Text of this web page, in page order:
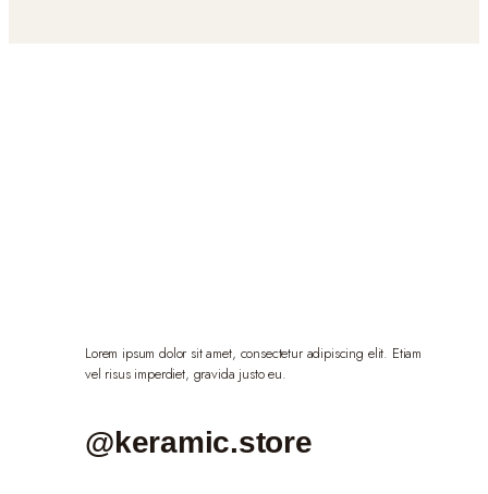
Lorem ipsum dolor sit amet, consectetur adipiscing elit. Etiam
vel risus imperdiet, gravida justo eu.
@keramic.store